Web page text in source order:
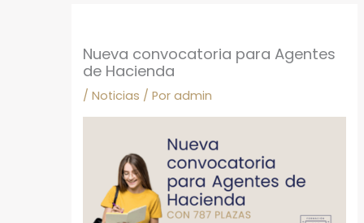
Nueva convocatoria para Agentes
de Hacienda
/Noticias / Poradmin